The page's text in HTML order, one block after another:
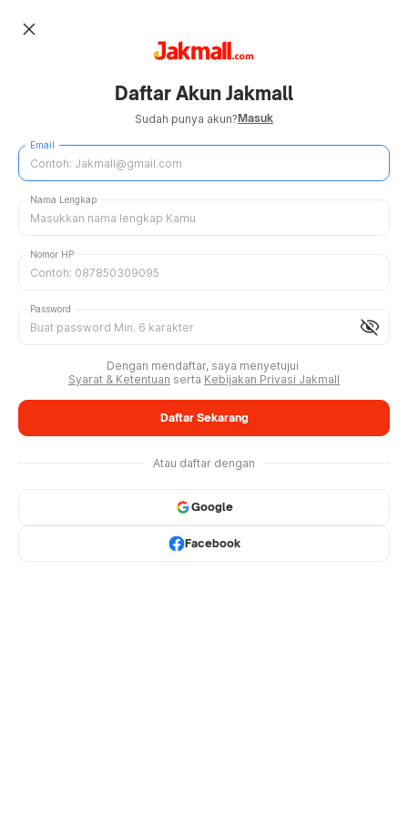
close
Daftar Akun Jakmall
Sudah punya akun?Masuk
Email
Nama Lengkap
Nomor HP
visibility_off
Password
Dengan mendaftar, saya menyetujui
Syarat & Ketentuan serta Kebijakan Privasi Jakmall
Daftar Sekarang
Atau daftar dengan
Google
Facebook